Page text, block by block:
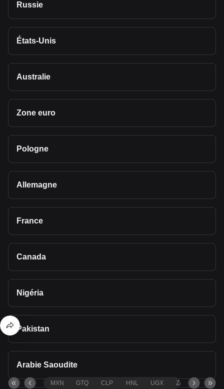
Russie
États-Unis
Australie
Zone euro
Pologne
Allemagne
France
Canada
Nigéria
Pakistan
Arabie Saoudite
MXN GTQ CLP HNL UGX ZAR TND